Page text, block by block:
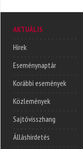
AKTUÁLIS
Hírek
Eseménynaptár
Korábbi események
Közlemények
Sajtóvisszhang
Álláshirdetés